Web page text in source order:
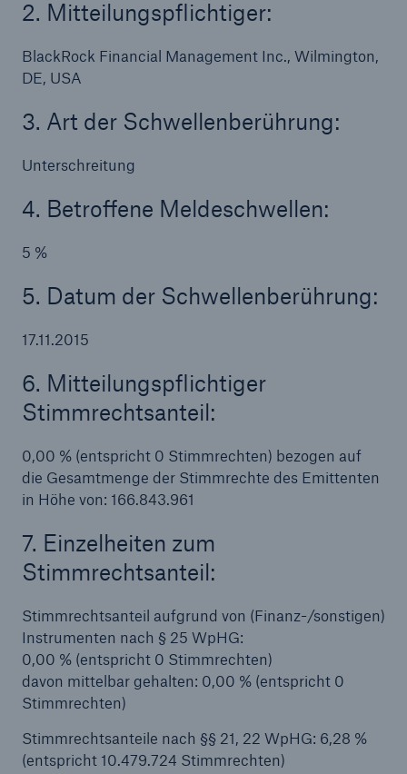
2. Mitteilungspflichtiger:
BlackRock Financial Management Inc., Wilmington,
DE, USA
3. Art der Schwellenberührung:
Unterschreitung
4. Betroffene Meldeschwellen:
5 %
5. Datum der Schwellenberührung:
17.11.2015
6. Mitteilungspflichtiger
Stimmrechtsanteil:
0,00 % (entspricht 0 Stimmrechten) bezogen auf
die Gesamtmenge der Stimmrechte des Emittenten
in Höhe von: 166.843.961
7. Einzelheiten zum
Stimmrechtsanteil:
Stimmrechtsanteil aufgrund von (Finanz-/sonstigen)
Instrumenten nach § 25 WpHG:
0,00 % (entspricht 0 Stimmrechten)
davon mittelbar gehalten: 0,00 % (entspricht 0
Stimmrechten)
Stimmrechtsanteile nach §§ 21, 22 WpHG: 6,28 %
(entspricht 10.479.724 Stimmrechten)
Cyber-Lösungen von Munich Re
Home
Risiken
Lösungen
Insights
Karriere